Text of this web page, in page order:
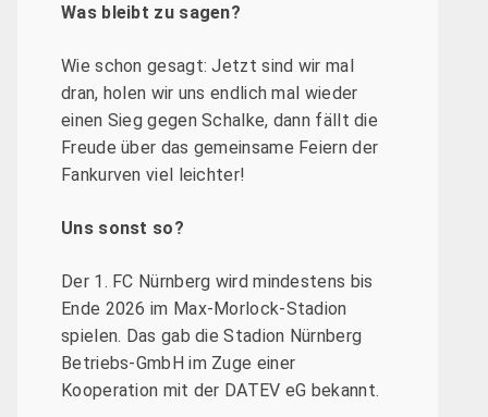
Was bleibt zu sagen?
Wie schon gesagt: Jetzt sind wir mal
dran, holen wir uns endlich mal wieder
einen Sieg gegen Schalke, dann fällt die
Freude über das gemeinsame Feiern der
Fankurven viel leichter!
Uns sonst so?
Der 1. FC Nürnberg wird mindestens bis
Ende 2026 im Max-Morlock-Stadion
spielen. Das gab die Stadion Nürnberg
Betriebs-GmbH im Zuge einer
Kooperation mit der DATEV eG bekannt.